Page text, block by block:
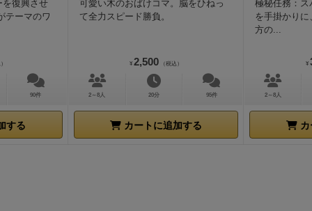
を復興させ
テーマのワ
90件
する
可愛い木のおばけコマ。脳をひねっ
て全力スピード勝負。
¥ 2,500 （税込）
2～8人 20分 95件
カートに追加する
極秘任務：ス
を手掛かり
方の...
¥
2～8人
カ